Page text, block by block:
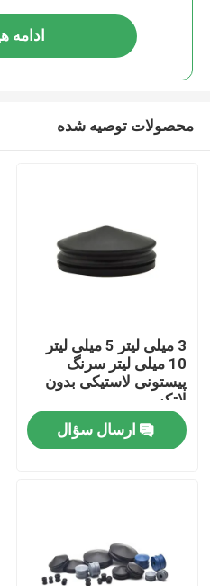
خانه
محصولات
کارخانه تور
ادامه
محصولات توصیه شده
3 میلی لیتر 5 میلی لیتر
10 میلی لیتر سرنگ
پیستونی لاستیکی بدون
لاتکس
ارسال سؤال